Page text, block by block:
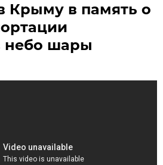
Крыму в память о
небо шары